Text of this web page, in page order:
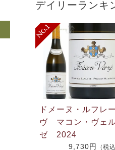
デイリーランキ
ドメーヌ・ルフレー
ヴ マコン・ヴェ
ゼ 2024
9,730円 （税